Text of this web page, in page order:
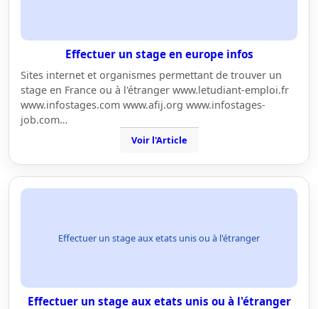
Effectuer un stage en europe infos
Sites internet et organismes permettant de trouver un
stage en France ou à l'étranger www.letudiant-emploi.fr
www.infostages.com www.afij.org www.infostages-
job.com…
Voir l'Article
Effectuer un stage aux etats unis ou à l'étranger
Effectuer un stage aux etats unis ou à l'étranger